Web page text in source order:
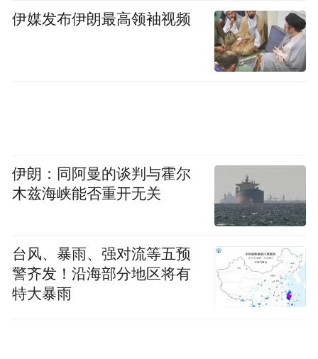
伊媒发布伊朗最高领袖视频
伊朗：同阿曼的谈判与霍尔
木兹海峡能否重开无关
台风、暴雨、强对流等五预
警齐发！沿海部分地区将有
特大暴雨